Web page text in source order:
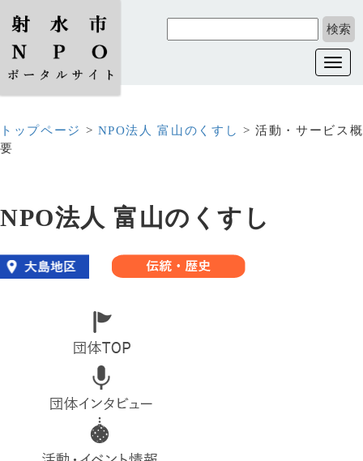
トップページ > NPO法人 富山のくすし > 活動・サービス概
要
NPO法人 富山のくすし